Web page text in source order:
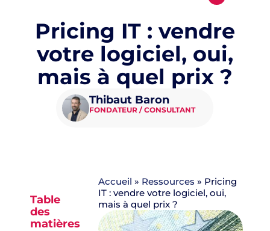
Pricing IT : vendre
votre logiciel, oui,
mais à quel prix ?
Thibaut Baron
FONDATEUR / CONSULTANT
Table
des
matières
Accueil » Ressources » Pricing
IT : vendre votre logiciel, oui,
mais à quel prix ?